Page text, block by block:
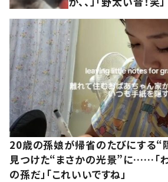
20歳の孫娘が帰省のたびにする“
見つけた“まさかの光景”に……「わ
の孫だ」「これいいですね」